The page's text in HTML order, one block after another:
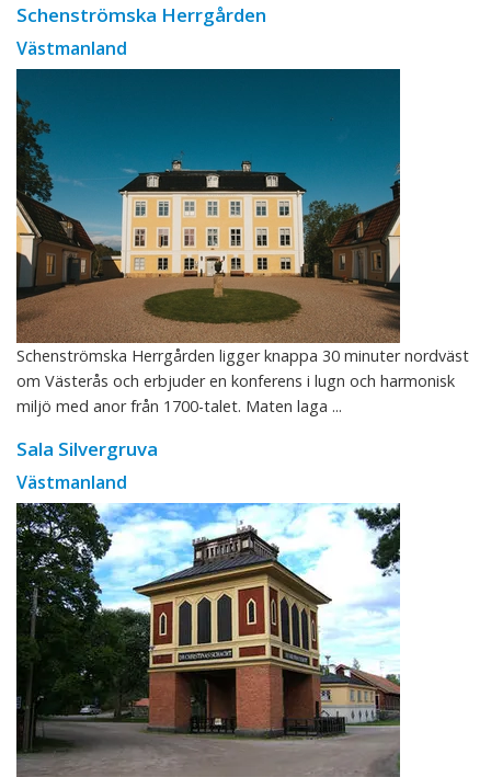
Schenströmska Herrgården
Västmanland
Schenströmska Herrgården ligger knappa 30 minuter nordväst
om Västerås och erbjuder en konferens i lugn och harmonisk
miljö med anor från 1700-talet. Maten laga ...
Sala Silvergruva
Västmanland